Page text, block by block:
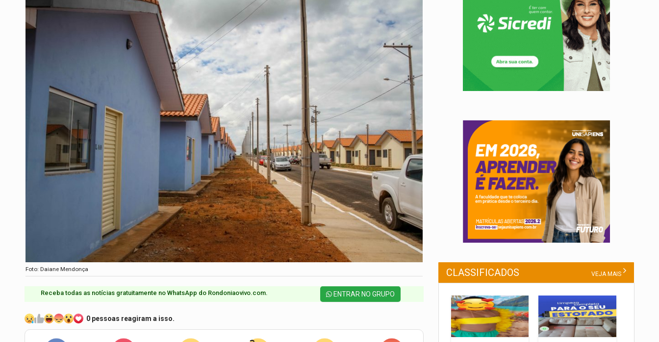
Foto: Daiane Mendonça
Receba todas as notícias gratuitamente no WhatsApp do Rondoniaovivo.com.​ ENTRAR NO GRUPO
0 pessoas reagiram a isso.
CLASSIFICADOS VEJA MAIS